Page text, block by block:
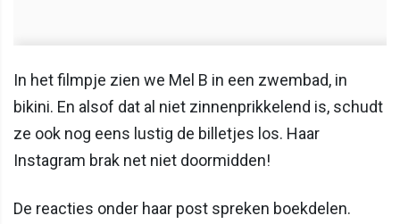
In het filmpje zien we Mel B in een zwembad, in
bikini. En alsof dat al niet zinnenprikkelend is, schudt
ze ook nog eens lustig de billetjes los. Haar
Instagram brak net niet doormidden!
De reacties onder haar post spreken boekdelen.